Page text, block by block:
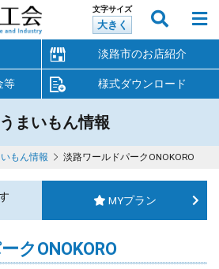
文字サイズ
大きく
淡路市のお店紹介
等 様式ダウンロード
まいもん情報
もん情報 淡路ワールドパークONOKORO
MYプラン
クONOKORO